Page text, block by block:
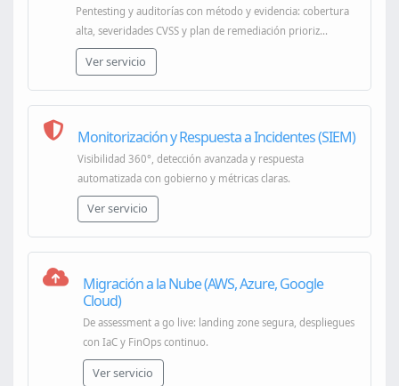
Pentesting y auditorías con método y evidencia: cobertura
alta, severidades CVSS y plan de remediación prioriz...
Ver servicio
Monitorización y Respuesta a Incidentes (SIEM)
Visibilidad 360°, detección avanzada y respuesta
automatizada con gobierno y métricas claras.
Ver servicio
Migración a la Nube (AWS, Azure, Google
Cloud)
De assessment a go live: landing zone segura, despliegues
con IaC y FinOps continuo.
Ver servicio